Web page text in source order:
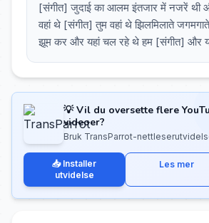
[संगीत] जुदाई का आलम इंतजार में नजरें थी
वहां थे [संगीत] तुम वहां थे झिलमिलाते
झूम कर और यहां चल रहे थे हम [संगीत] और
💡 Vil du oversette flere
videoer?
Bruk TransParrot-
📥 Installer
utvidelse
Les mer